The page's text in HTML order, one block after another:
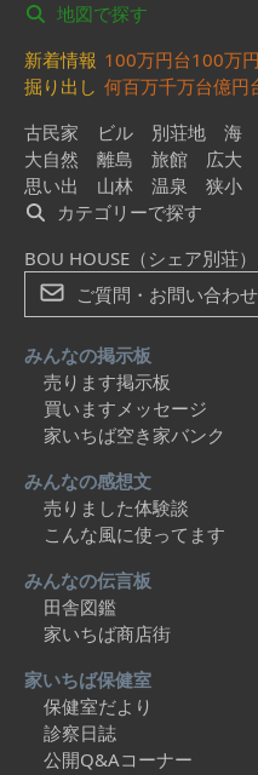
地図で探す
新着情報 100万円台100万
掘り出し 何百万千万台億円
古民家
ビル 別荘地 海
大自然
離島 旅館 広大
思い出
山林 温泉 狭小
カテゴリーで探す
BOU HOUSE（シェア別荘）
ご質問・お問い合わせ
みんなの掲示板
売ります掲示板
買いますメッセージ
家いちば空き家バンク
みんなの感想文
売りました体験談
こんな風に使ってます
みんなの伝言板
田舎図鑑
家いちば商店街
家いちば保健室
保健室だより
診察日誌
公開Q&Aコーナー